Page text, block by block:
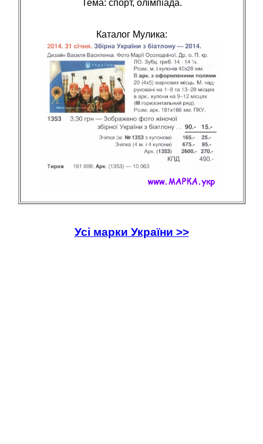
Тема: спорт, олiмпiада.
Каталог Мулика:
Усі марки України >>